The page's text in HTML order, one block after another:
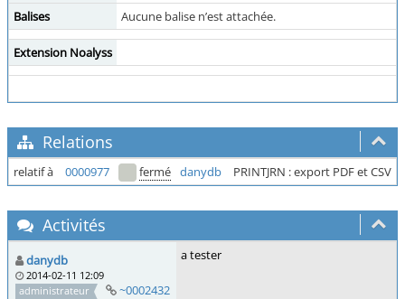
Balises
Aucune balise n’est attachée.
Extension Noalyss
Relations
relatif à 0000977 fermé danydb PRINTJRN : export PDF et CSV
Activités
danydb
2014-02-11 12:09
administrateur
~0002432
a tester